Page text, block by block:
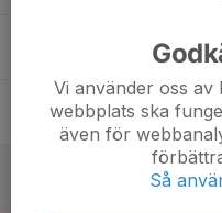
Vi använder oss
webbplats ska
även för
Så